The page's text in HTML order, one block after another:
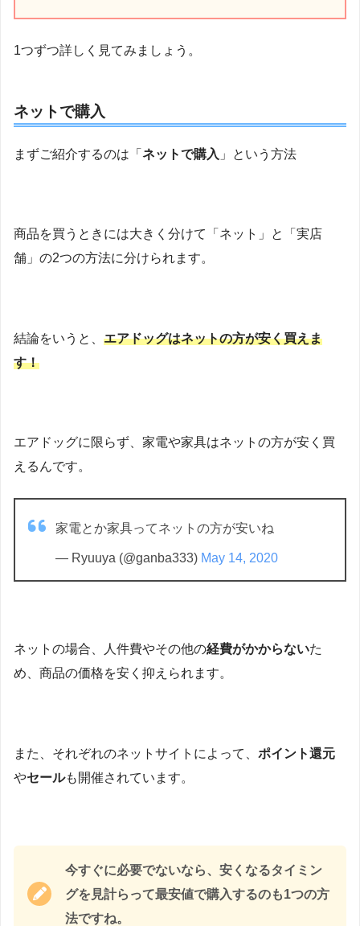
1つずつ詳しく見てみましょう。
ネットで購入
まずご紹介するのは「 ネットで購入 」という方法
商品を買うときには大きく分けて「ネット」と「実店
舗」の2つの方法に分けられます。
結論をいうと、 エアドッグはネットの方が安く買えま
す！
エアドッグに限らず、家電や家具はネットの方が安く買
えるんです。
家電とか家具ってネットの方が安いね
— Ryuuya (@ganba333) May 14, 2020
ネットの場合、人件費やその他の経費がかからないた
め、商品の価格を安く抑えられます。
また、それぞれのネットサイトによって、 ポイント還元
やセールも開催されています。
今すぐに必要でないなら、安くなるタイミン
グを見計らって最安値で購入するのも1つの方
法ですね。